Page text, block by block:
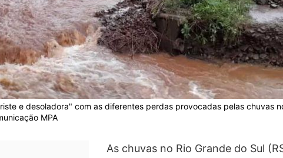
e desoladora" com as diferentes perdas provocadas pelas chuvas
MPA
As chuvas no Rio Grande do Sul